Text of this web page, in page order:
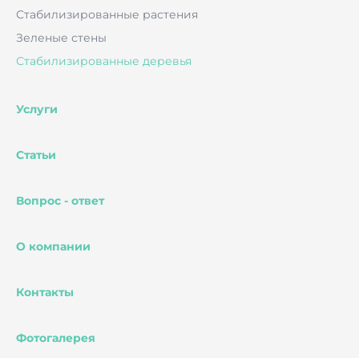
Стабилизированные растения
Зеленые стены
Стабилизированные деревья
Услуги
Статьи
Вопрос - ответ
О компании
Контакты
Фотогалерея